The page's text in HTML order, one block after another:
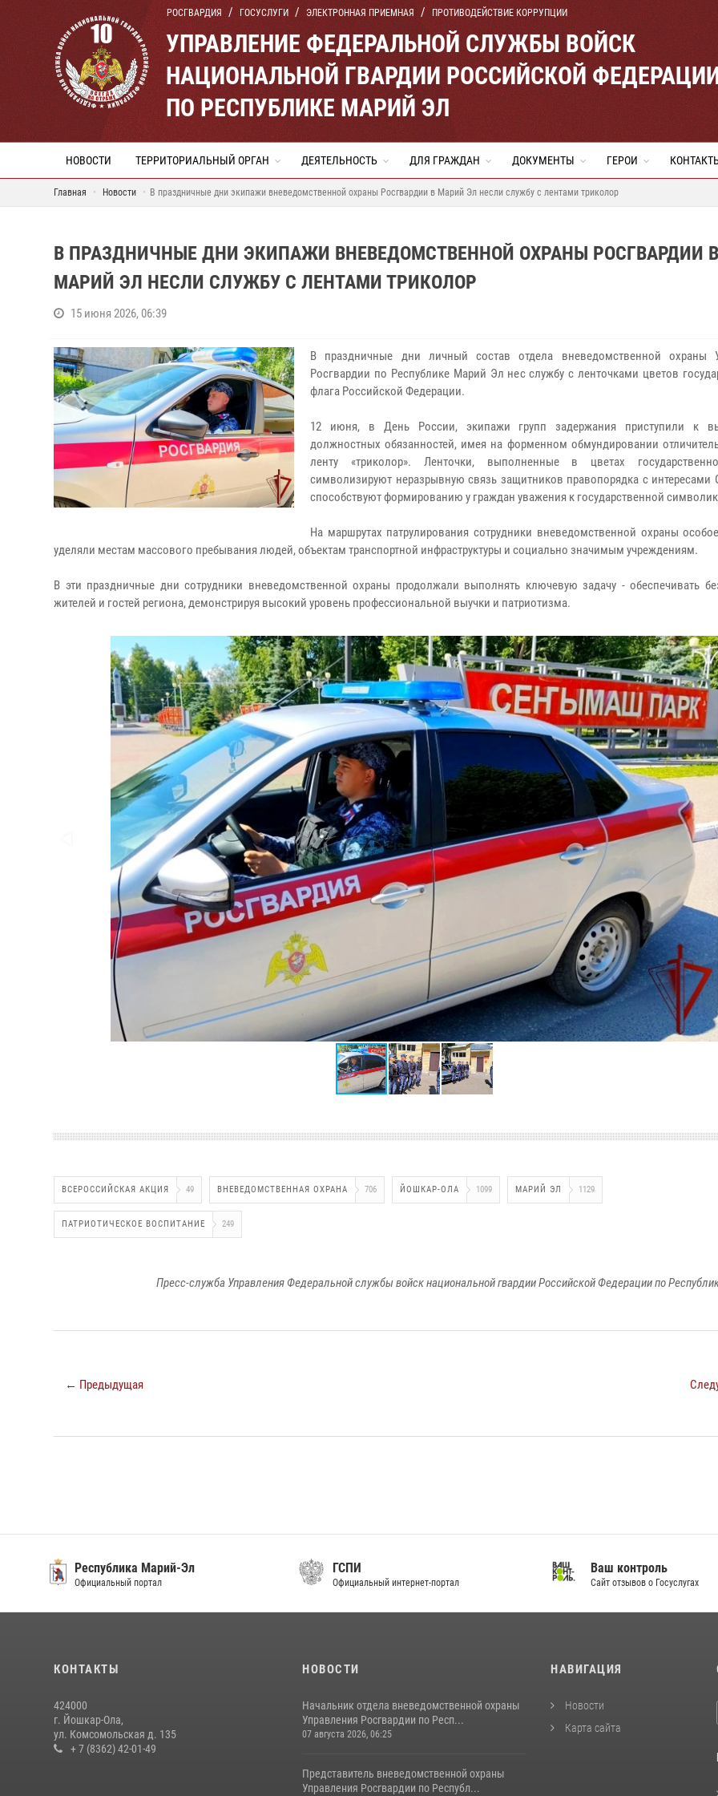
РОСГВАРДИЯ ГОСУСЛУГИ ЭЛЕКТРОННАЯ ПРИЕМНАЯ ПРОТИВОДЕЙСТВИЕ КОРРУПЦИИ
УПРАВЛЕНИЕ ФЕДЕРАЛЬНОЙ СЛУЖБЫ ВОЙСК
НАЦИОНАЛЬНОЙ ГВАРДИИ РОССИЙСКОЙ
ПО РЕСПУБЛИКЕ МАРИЙ ЭЛ
НОВОСТИ ТЕРРИТОРИАЛЬНЫЙ ОРГАН ДЕЯТЕЛЬНОСТЬ ДЛЯ ГРАЖДАН ДОКУМЕНТЫ ГЕРОИ
Главная Новости В праздничные дни экипажи вневедомственной охраны Росгвардии в Марий Эл несли службу с лентами триколор
В ПРАЗДНИЧНЫЕ ДНИ ЭКИПАЖИ ВНЕВЕДОМСТВЕННОЙ ОХРАНЫ РОСГВАРДИИ В
МАРИЙ ЭЛ НЕСЛИ СЛУЖБУ С ЛЕНТАМИ ТРИКОЛОР
15 июня 2026, 06:39
В праздничные дни личный состав отдела вневедомственной охраны
Росгвардии по Республике Марий Эл нес службу с ленточками цветов
флага Российской Федерации.
12 июня, в День России, экипажи групп задержания приступили к
должностных обязанностей, имея на форменном обмундировании
ленту «триколор». Ленточки, выполненные в цветах
символизируют неразрывную связь защитников правопорядка с интересами
способствуют формированию у граждан уважения к государственной
На маршрутах патрулирования сотрудники вневедомственной охраны
уделяли местам массового пребывания людей, объектам транспортной инфраструктуры и социально значимым учреждениям.
В эти праздничные дни сотрудники вневедомственной охраны продолжали выполнять ключевую задачу - обеспечивать
жителей и гостей региона, демонстрируя высокий уровень профессиональной выучки и патриотизма.
ВСЕРОССИЙСКАЯ АКЦИЯ 49 ВНЕВЕДОМСТВЕННАЯ ОХРАНА 706 ЙОШКАР-ОЛА 1099 МАРИЙ ЭЛ 1129
ПАТРИОТИЧЕСКОЕ ВОСПИТАНИЕ 249
Пресс-служба Управления Федеральной службы войск национальной гвардии Российской Федерации по
← Предыдущая
Республика Марий-Эл
Официальный портал
ГСПИ
Официальный интернет-портал
Ваш контроль
Сайт отзывов о Госуслугах
КОНТАКТЫ
424000
г. Йошкар-Ола,
ул. Комсомольская д. 135
+ 7 (8362) 42-01-49
НОВОСТИ
Начальник отдела вневедомственной охраны
Управления Росгвардии по Респ...
07 августа 2026, 06:25
Представитель вневедомственной охраны
Управления Росгвардии по Республ...
НАВИГАЦИЯ
Новости
Карта сайта